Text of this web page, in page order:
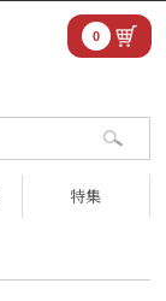
特集
0